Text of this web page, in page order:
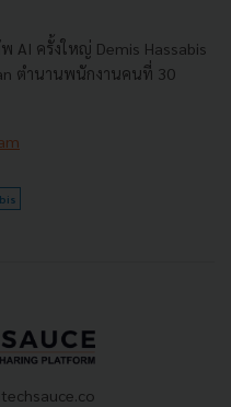
AI ครั้งใหญ่ Demis Hassabis
ตำนานพนักงานคนที่ 30